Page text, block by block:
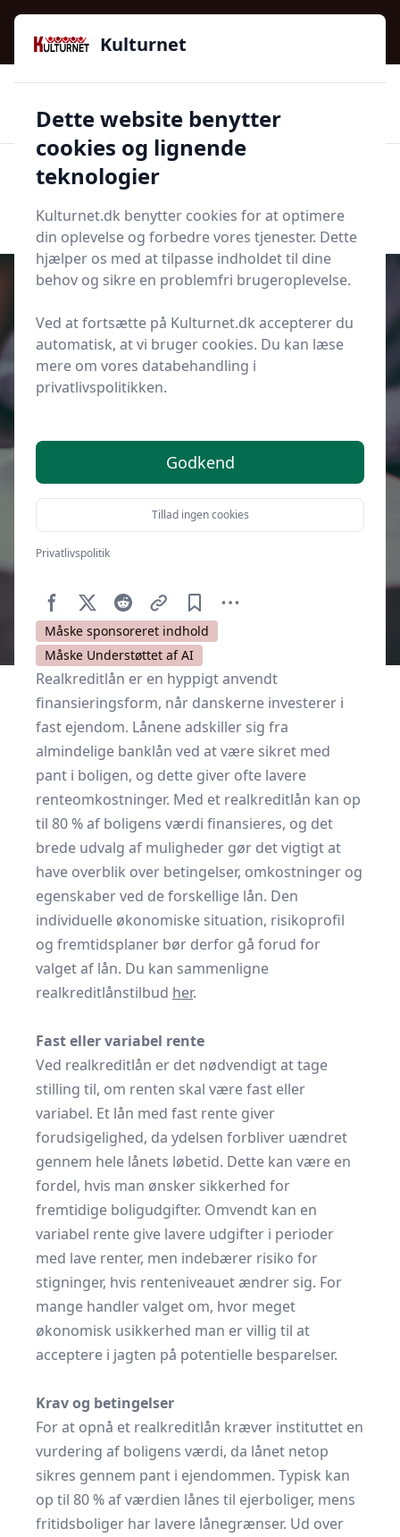
Kulturnet - Alt Det Gode I Livet | Din Kulturguide Siden
2016
97 kategorier 👍Kun godkendte butikker
Start søgning
Udgivet i Bolig
Guide til realkreditlån
Måske sponsoreret indhold
Måske Understøttet af AI
Realkreditlån er en hyppigt anvendt
finansieringsform, når danskerne investerer i
fast ejendom. Lånene adskiller sig fra
almindelige banklån ved at være sikret med
pant i boligen, og dette giver ofte lavere
renteomkostninger. Med et realkreditlån kan op
til 80 % af boligens værdi finansieres, og det
brede udvalg af muligheder gør det vigtigt at
have overblik over betingelser, omkostninger og
egenskaber ved de forskellige lån. Den
individuelle økonomiske situation, risikoprofil
og fremtidsplaner bør derfor gå forud for
valget af lån. Du kan sammenligne
realkreditlånstilbud her.
Fast eller variabel rente
Ved realkreditlån er det nødvendigt at tage
stilling til, om renten skal være fast eller
variabel. Et lån med fast rente giver
forudsigelighed, da ydelsen forbliver uændret
gennem hele lånets løbetid. Dette kan være en
fordel, hvis man ønsker sikkerhed for
fremtidige boligudgifter. Omvendt kan en
variabel rente give lavere udgifter i perioder
med lave renter, men indebærer risiko for
stigninger, hvis renteniveauet ændrer sig. For
mange handler valget om, hvor meget
økonomisk usikkerhed man er villig til at
acceptere i jagten på potentielle besparelser.
Krav og betingelser
For at opnå et realkreditlån kræver instituttet en
vurdering af boligens værdi, da lånet netop
sikres gennem pant i ejendommen. Typisk kan
op til 80 % af værdien lånes til ejerboliger, mens
fritidsboliger har lavere lånegrænser. Ud over
Kulturnet
Dette website benytter
cookies og lignende
teknologier
Kulturnet.dk benytter cookies for at optimere
din oplevelse og forbedre vores tjenester. Dette
hjælper os med at tilpasse indholdet til dine
behov og sikre en problemfri brugeroplevelse.
Ved at fortsætte på Kulturnet.dk accepterer du
automatisk, at vi bruger cookies. Du kan læse
mere om vores databehandling i
privatlivspolitikken.
Godkend
Tillad ingen cookies
Privatlivspolitik